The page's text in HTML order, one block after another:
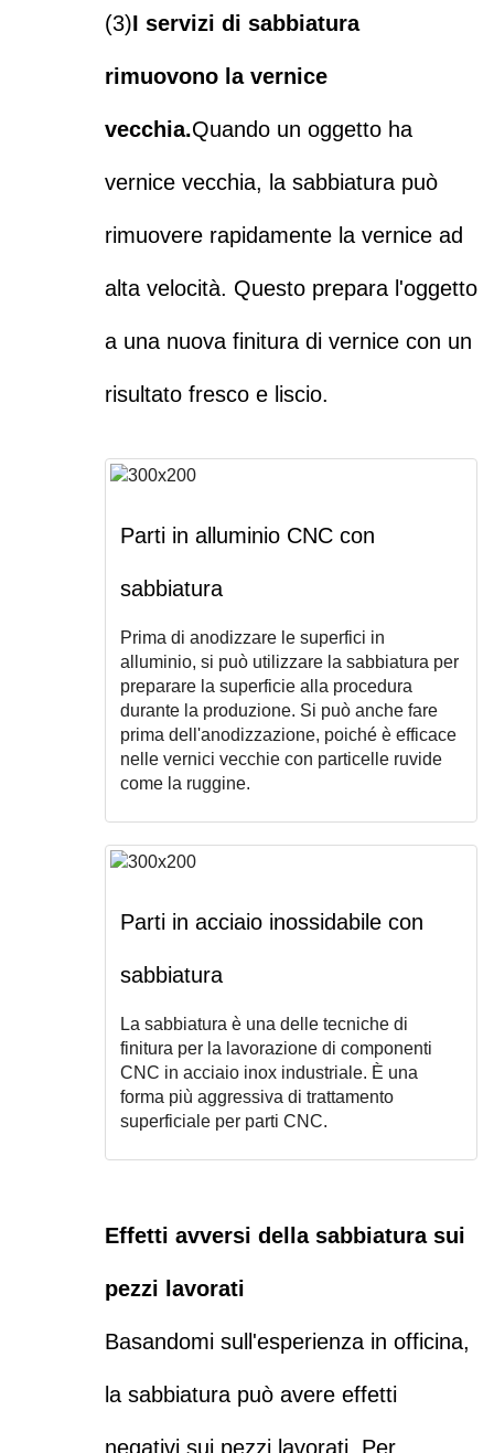
(3)I servizi di sabbiatura
rimuovono la vernice
vecchia.Quando un oggetto ha
vernice vecchia, la sabbiatura può
rimuovere rapidamente la vernice ad
alta velocità. Questo prepara l'oggetto
a una nuova finitura di vernice con un
risultato fresco e liscio.
Parti in alluminio CNC con
sabbiatura
Prima di anodizzare le superfici in
alluminio, si può utilizzare la sabbiatura per
preparare la superficie alla procedura
durante la produzione. Si può anche fare
prima dell'anodizzazione, poiché è efficace
nelle vernici vecchie con particelle ruvide
come la ruggine.
Parti in acciaio inossidabile con
sabbiatura
La sabbiatura è una delle tecniche di
finitura per la lavorazione di componenti
CNC in acciaio inox industriale. È una
forma più aggressiva di trattamento
superficiale per parti CNC.
Effetti avversi della sabbiatura sui
pezzi lavorati
Basandomi sull'esperienza in officina,
la sabbiatura può avere effetti
negativi sui pezzi lavorati. Per